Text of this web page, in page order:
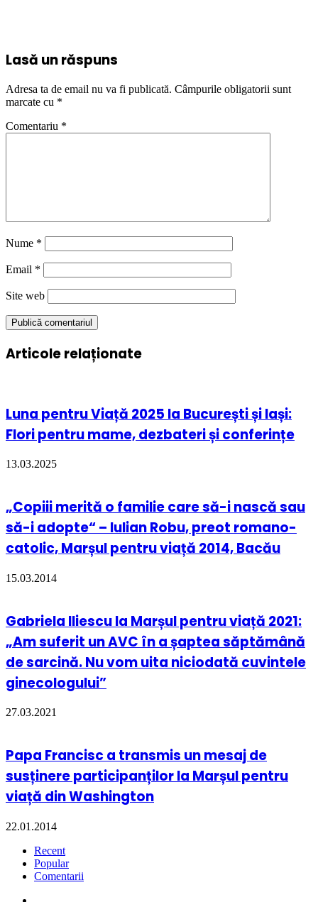
Lasă un răspuns
Adresa ta de email nu va fi publicată. Câmpurile obligatorii sunt
marcate cu *
Comentariu *
Nume *
Email *
Site web
Articole relaționate
Luna pentru Viață 2025 la București și Iași:
Flori pentru mame, dezbateri și conferințe
13.03.2025
„Copiii merită o familie care să-i nască sau
să-i adopte“ – Iulian Robu, preot romano-
catolic, Marșul pentru viață 2014, Bacău
15.03.2014
Gabriela Iliescu la Marșul pentru viață 2021:
„Am suferit un AVC în a șaptea săptămână
de sarcină. Nu vom uita niciodată cuvintele
ginecologului”
27.03.2021
Papa Francisc a transmis un mesaj de
susținere participanților la Marșul pentru
viață din Washington
22.01.2014
Recent
Popular
Comentarii